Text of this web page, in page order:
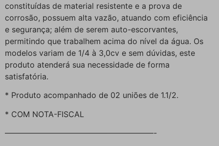
constituídas de material resistente e a prova de
corrosão, possuem alta vazão, atuando com eficiência
e segurança; além de serem auto-escorvantes,
permitindo que trabalhem acima do nível da água. Os
modelos variam de 1/4 à 3,0cv e sem dúvidas, este
produto atenderá sua necessidade de forma
satisfatória.
* Produto acompanhado de 02 uniões de 1.1/2.
* COM NOTA-FISCAL
———————————————————-